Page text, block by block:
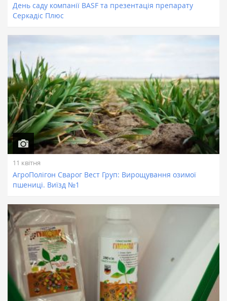
День саду компанії BASF та презентація препарату
Серкадіс Плюс
11 квітня
АгроПолігон Сварог Вест Груп: Вирощування озимої
пшениці. Виїзд №1